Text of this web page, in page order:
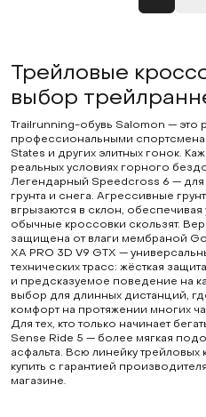
Трейловые
выбор
Trailrunning-обувь Salomon — это
профессиональными
States и других элитных гонок.
реальных условиях горного
Легендарный Speedcross 6 — для
грунта и снега. Агрессивные
вгрызаются в склон,
обычные кроссовки скользят.
защищена от влаги мембраной
XA PRO 3D V9 GTX —
технических трасс: жёсткая
и предсказуемое поведение на
выбор для длинных дистанций,
комфорт на протяжении многих
Для тех, кто только начинает
Sense Ride 5 — более мягкая
асфальта. Всю линейку
купить с гарантией
магазине.